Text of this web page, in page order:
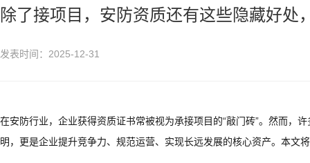
除了接项目，安防资质还有这些隐藏好处
发表时间：2025-12-31
在安防行业，企业获得资质证书常被视为承接项目的“敲门砖”。然而，
明，更是企业提升竞争力、规范运营、实现长远发展的核心资产。本文